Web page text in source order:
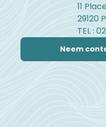
11
29120
TEL :
Neem